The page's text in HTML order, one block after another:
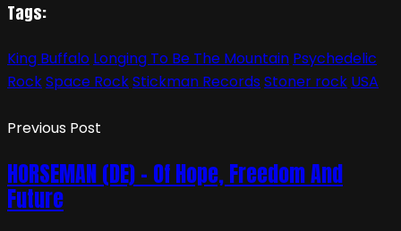
Tags:
King Buffalo Longing To Be The Mountain Psychedelic
RockSpace RockStickman Records Stoner rock USA
Previous Post
HORSEMAN (DE) – Of Hope, Freedom And
Future